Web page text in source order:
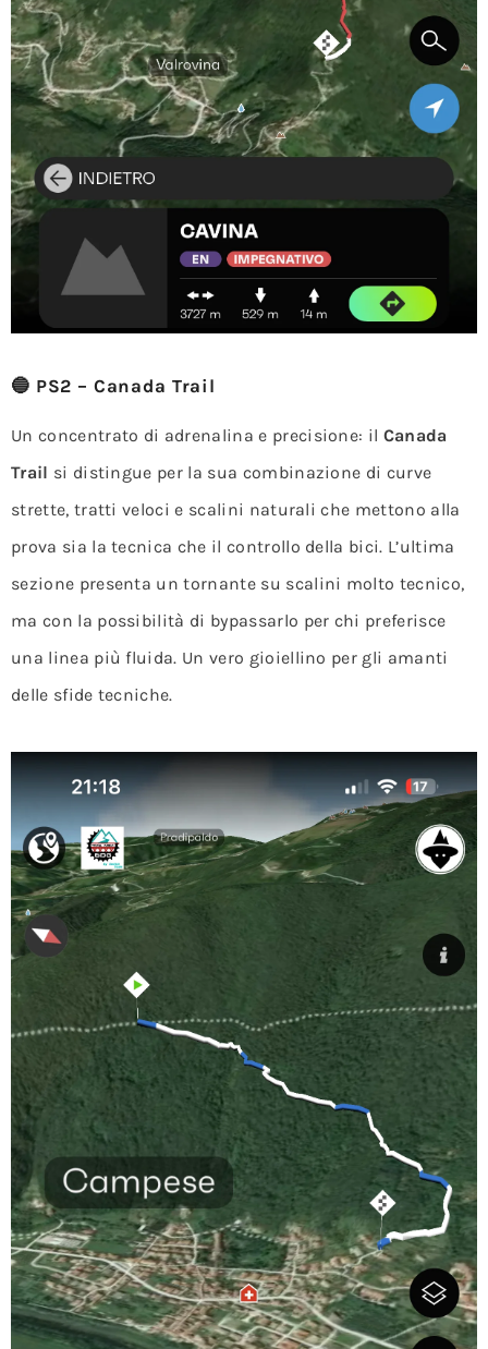
🔵 PS2 – Canada Trail
Un concentrato di adrenalina e precisione: il Canada
Trail si distingue per la sua combinazione di curve
strette, tratti veloci e scalini naturali che mettono alla
prova sia la tecnica che il controllo della bici. L’ultima
sezione presenta un tornante su scalini molto tecnico,
ma con la possibilità di bypassarlo per chi preferisce
una linea più fluida. Un vero gioiellino per gli amanti
delle sfide tecniche.